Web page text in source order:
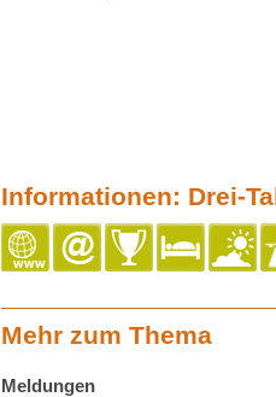
Informationen: Drei-
Mehr zum Thema
Meldungen